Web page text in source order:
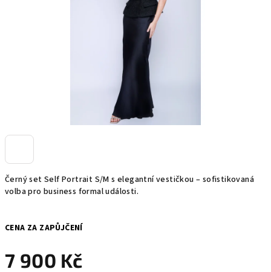
Černý set Self Portrait S/M s elegantní vestičkou – sofistikovaná
volba pro business formal události.
7 900 Kč
CENA ZA ZAPŮJČENÍ